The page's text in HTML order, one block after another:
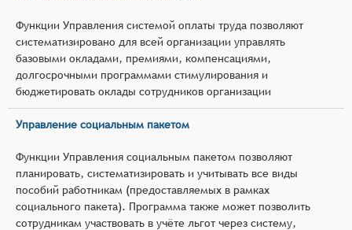
Функции Управления системой оплаты труда позволяют
систематизировано для всей организации управлять
базовыми окладами, премиями, компенсациями,
долгосрочными программами стимулирования и
бюджетировать оклады сотрудников организации
Управление социальным пакетом
Функции Управления социальным пакетом позволяют
планировать, систематизировать и учитывать все виды
пособий работникам (предоставляемых в рамках
социального пакета). Программа также может позволить
сотрудникам участвовать в учёте льгот через систему,